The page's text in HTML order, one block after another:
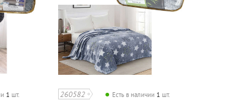
1 шт. 260582 Есть в наличии 1 шт.